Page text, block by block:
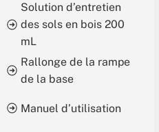
Solution d’entretien
des sols en bois 200
mL
Rallonge de la rampe
de la base
Manuel d’utilisation